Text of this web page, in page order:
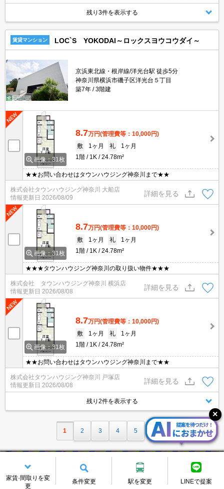
残り3件を表示する
賃貸マンション LOC`S YOKODAI～ロックスヨウコウダイ～
京浜東北線・根岸線/洋光台駅 徒歩5分
神奈川県横浜市磯子区洋光台５丁目
築7年
3階建
画像：31枚
8.7万円(管理費等：10,000円)
敷
1ヶ月 礼
1ヶ月
1階
1K 24.78m²
★★お問い合わせはタウンハウジング神奈川まで★★
株式会社タウンハウジング神奈川 大船店
情報更新日 2026/08/09
詳細を見る
画像：31枚
8.7万円(管理費等：10,000円)
敷
1ヶ月 礼
1ヶ月
1階
1K 24.78m²
★★★タウンハウジング神奈川の取り扱い物件★★★
株式会社 タウンハウジング神奈川 横浜店
情報更新日 2026/08/08
詳細を見る
画像：31枚
8.7万円(管理費等：10,000円)
敷
1ヶ月 礼
1ヶ月
1階
1K 24.78m²
★★お問い合わせはタウンハウジング神奈川まで★★
株式会社タウンハウジング神奈川 戸塚店
情報更新日 2026/08/08
詳細を見る
残り2件を表示する
1 2 3 4 5
家賃·間取りを変
更
条件変更 駅を変更 LINEで提案